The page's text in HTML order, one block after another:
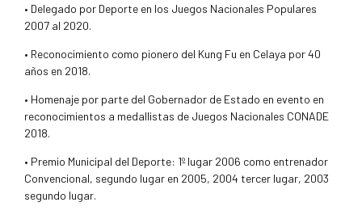
• Delegado por Deporte en los Juegos Nacionales Populares
2007 al 2020.
• Reconocimiento como pionero del Kung Fu en Celaya por 40
años en 2018.
• Homenaje por parte del Gobernador de Estado en evento en
reconocimientos a medallistas de Juegos Nacionales CONADE
2018.
• Premio Municipal del Deporte: 1º lugar 2006 como entrenador
Convencional, segundo lugar en 2005, 2004 tercer lugar, 2003
segundo lugar.